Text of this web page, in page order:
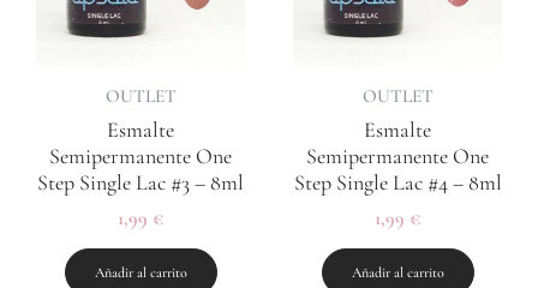
OUTLET
Esmalte
Semipermanente One
Step Single Lac #3 – 8ml
1,99 €
Añadir al carrito
OUTLET
Esmalte
Semipermanente One
Step Single Lac #4 – 8ml
1,99 €
Añadir al carrito